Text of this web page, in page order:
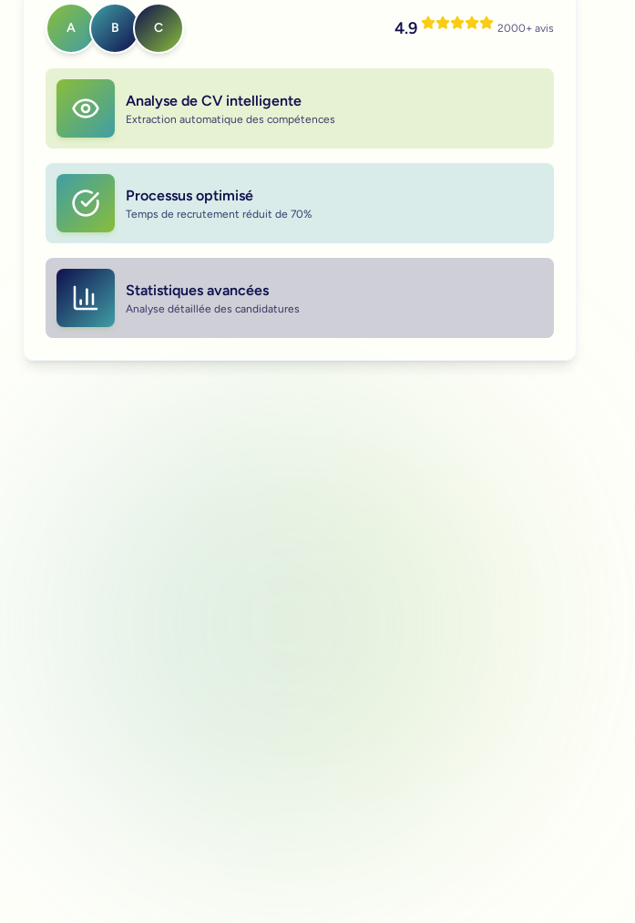
A B C 4.9 2000+ avis
Analyse de CV intelligente
Extraction automatique des compétences
Processus optimisé
Temps de recrutement réduit de 70%
Statistiques avancées
Analyse détaillée des candidatures